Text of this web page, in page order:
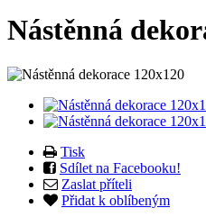
Nástěnná
Tisk
Sdílet na Facebooku!
Zaslat příteli
Přidat k oblíbeným